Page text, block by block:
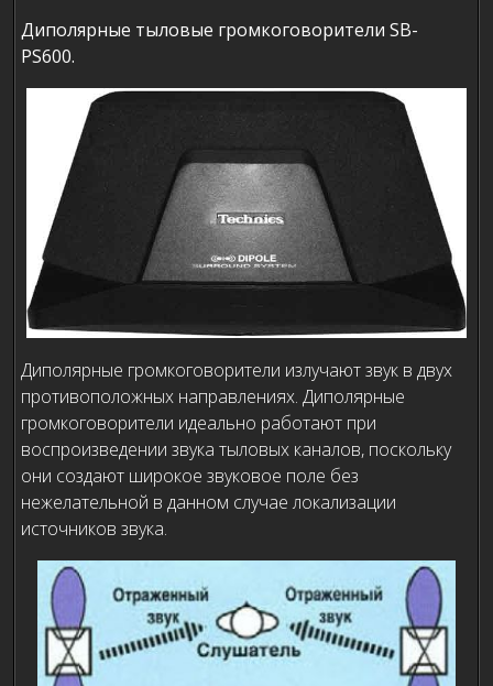
Диполярные тыловые громкоговорители SB-
PS600.
Диполярные громкоговорители излучают звук в двух
противоположных направлениях. Диполярные
громкоговорители идеально работают при
воспроизведении звука тыловых каналов, поскольку
они создают широкое звуковое поле без
нежелательной в данном случае локализации
источников звука.